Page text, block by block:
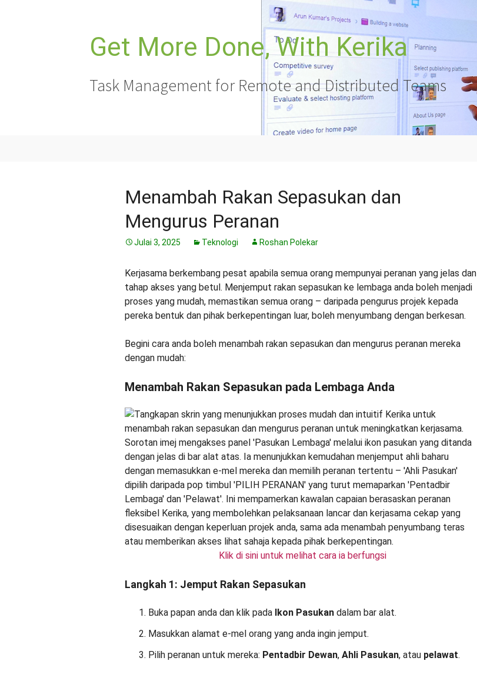
Get More Done, With Kerika
Task Management for Remote and Distributed Teams
Menambah Rakan Sepasukan dan
Mengurus Peranan
Julai 3, 2025 Teknologi Roshan Polekar
Kerjasama berkembang pesat apabila semua orang mempunyai peranan yang jelas dan
tahap akses yang betul. Menjemput rakan sepasukan ke lembaga anda boleh menjadi
proses yang mudah, memastikan semua orang – daripada pengurus projek kepada
pereka bentuk dan pihak berkepentingan luar, boleh menyumbang dengan berkesan.
Begini cara anda boleh menambah rakan sepasukan dan mengurus peranan mereka
dengan mudah:
Menambah Rakan Sepasukan pada Lembaga Anda
Klik di sini untuk melihat cara ia berfungsi
Langkah 1: Jemput Rakan Sepasukan
Buka papan anda dan klik pada Ikon Pasukan dalam bar alat.
Masukkan alamat e-mel orang yang anda ingin jemput.
Pilih peranan untuk mereka: Pentadbir Dewan, Ahli Pasukan, atau pelawat.